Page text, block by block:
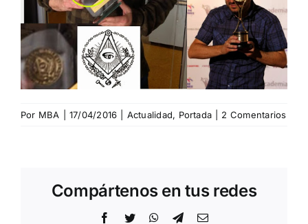
Por MBA 17/04/2016 Actualidad, Portada 2 Comentarios
Compártenos en tus redes
Facebook
Twitter WhatsApp
TelegramCorreo